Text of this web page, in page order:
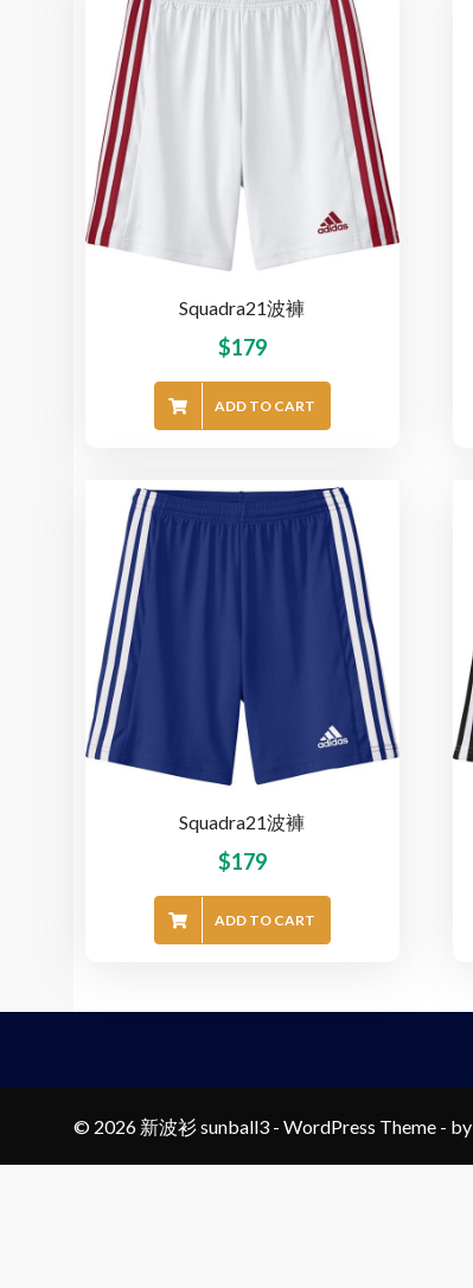
Squadra21波褲
$179
ADD TO CART
Squadra21波褲
$179
ADD TO CART
© 2026 新波衫 sunball3 - WordPress Theme - by